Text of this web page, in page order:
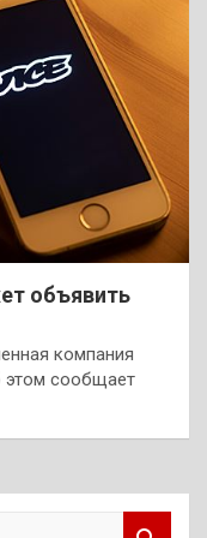
объявить
компания
этом сообщает